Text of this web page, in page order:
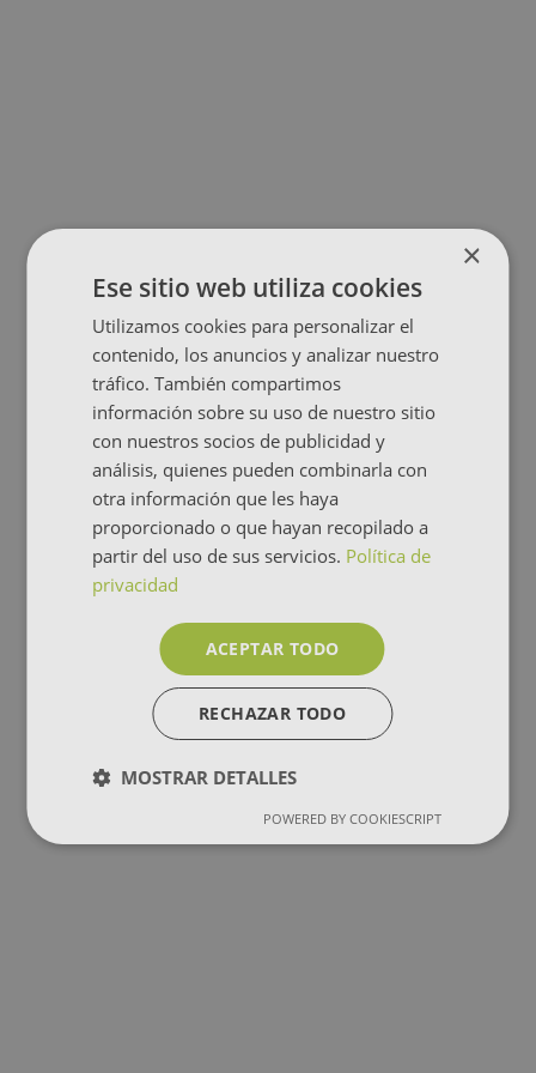
×
Ese sitio web utiliza cookies
Utilizamos cookies para personalizar el
contenido, los anuncios y analizar nuestro
tráfico. También compartimos
información sobre su uso de nuestro sitio
con nuestros socios de publicidad y
análisis, quienes pueden combinarla con
otra información que les haya
proporcionado o que hayan recopilado a
partir del uso de sus servicios. Política de
privacidad
ACEPTAR TODO
RECHAZAR TODO
MOSTRAR DETALLES
POWERED BY COOKIESCRIPT